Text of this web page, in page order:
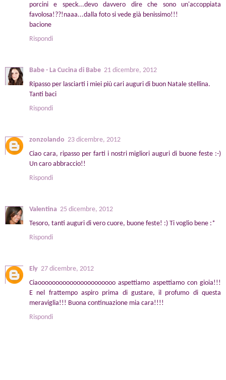
porcini e speck...devo davvero dire che sono un'accoppiata
favolosa!??!naaa...dalla foto si vede già benissimo!!!
bacione
Rispondi
Babe - La Cucina di Babe 21 dicembre, 2012
Ripasso per lasciarti i miei più cari auguri di buon Natale stellina.
Tanti baci
Rispondi
zonzolando 23 dicembre, 2012
Ciao cara, ripasso per farti i nostri migliori auguri di buone feste :-)
Un caro abbraccio!!
Rispondi
Valentina 25 dicembre, 2012
Tesoro, tanti auguri di vero cuore, buone feste! :) Ti voglio bene :*
Rispondi
Ely 27 dicembre, 2012
Ciaoooooooooooooooooooooo aspettiamo aspettiamo con gioia!!!
E nel frattempo aspiro prima di gustare, il profumo di questa
meraviglia!!! Buona continuazione mia cara!!!!
Rispondi